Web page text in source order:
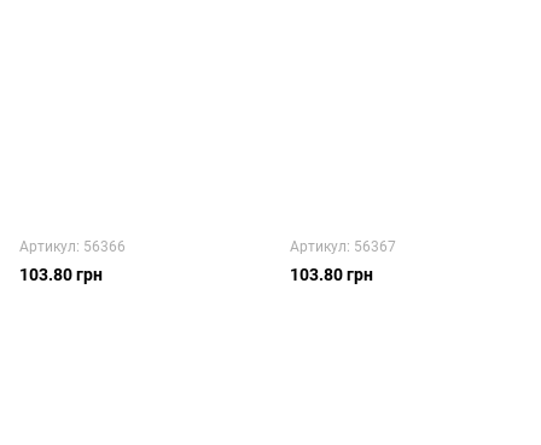
Артикул: 56366
103.80 грн
Артикул: 56367
103.80 грн